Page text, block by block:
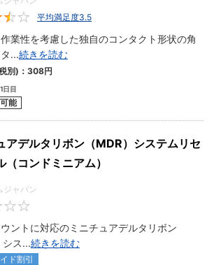
平均満足度3.5
業性を考慮した独自のコンタクト形状の角
...続きを読む
別)： 308円
日目
能
アデルタリボン（MDR）システムリセ
（コンドミニアム）
ジャパン
ントに対応のミニチュアデルタリボン
シス...続きを読む
ド割引